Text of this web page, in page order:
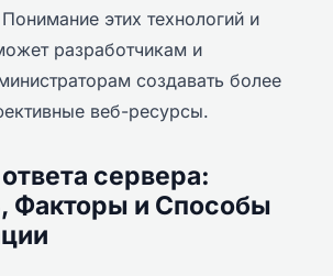
этих технологий и
разработчикам и
создавать более
веб-ресурсы.
сервера:
Факторы и Способы